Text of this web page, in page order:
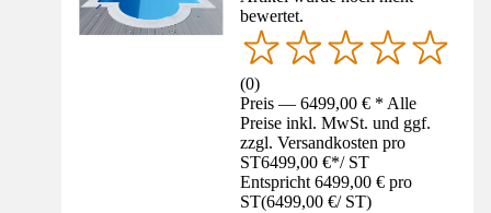
bewertet.
(0)
Preis — 6499,00 € * Alle
Preise inkl. MwSt. und ggf.
zzgl. Versandkosten pro
ST6499,00 €*/ ST
Entspricht 6499,00 € pro
ST(6499,00 €/ ST)